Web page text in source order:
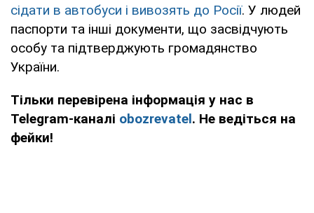
сідати в автобуси і вивозять до Росії. У людей
паспорти та інші документи, що засвідчують
особу та підтверджують громадянство
України.
Тільки перевірена інформація у нас в
Telegram-каналі obozrevatel. Не ведіться на
фейки!